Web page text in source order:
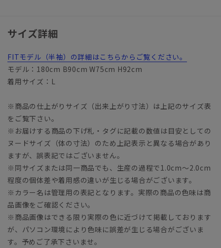
サイズ詳細
FITモデル（半袖）の詳細はこちらからご覧ください。
モデル：180cm B90cm W75cm H92cm
着用サイズ：L
※商品の仕上がりサイズ（出来上がり寸法）は上記のサイズ表
をご覧下さい。
※お届けする商品の下げ札・タグに記載の数値は目安としての
ヌードサイズ（体の寸法）のため上記表示と異なる場合があり
ますが、誤表記ではございません。
※同サイズまたは同一商品でも、生産の過程で1.0cm～2.0cm
程度の個体差や着用感の違いが生じる場合がございます。
※カラー名は管理用の表記となります。実際の商品の色味は商
品画像をご確認ください。
※商品画像はできる限り実際の色に近づけて掲載しております
が、パソコン環境により色味に誤差が生じる場合がございま
す。予めご了承下さいませ。